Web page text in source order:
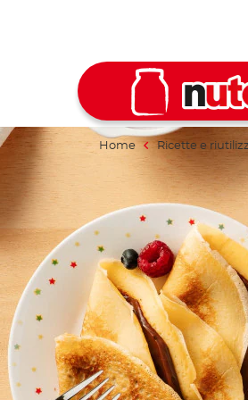
Home Ricette e